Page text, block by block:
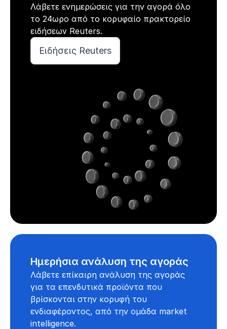
Λάβετε ενημερώσεις για την αγορά όλο
το 24ωρο από το κορυφαίο πρακτορείο
ειδήσεων Reuters.
Ειδήσεις Reuters
Ημερήσια ανάλυση της αγοράς
Λάβετε επίκαιρη ανάλυση της αγοράς
για τα επενδυτικά προϊόντα που
βρίσκονται στην κορυφή του
ενδιαφέροντος, από την ομάδα market
intelligence.